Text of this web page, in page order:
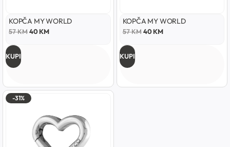
KOPČA MY WORLD
57KM40KM
KUPI
KOPČA MY WORLD
57KM 40KM
KUPI
-31%